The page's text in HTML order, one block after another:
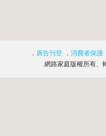
． 廣告刊登 ． 消費者保護
網路家庭版權所有、